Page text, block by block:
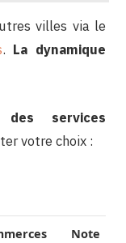
villes via le
. La dynamique
des services
votre choix :
Note